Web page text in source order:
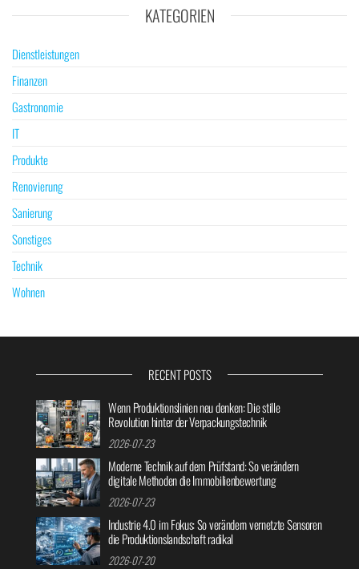
KATEGORIEN
Dienstleistungen
Finanzen
Gastronomie
IT
Produkte
Renovierung
Sanierung
Sonstiges
Technik
Wohnen
RECENT POSTS
Wenn Produktionslinien neu denken: Die stille
Revolution hinter der Verpackungstechnik
2026-07-23
Moderne Technik auf dem Prüfstand: So verändern
digitale Methoden die Immobilienbewertung
2026-07-23
Industrie 4.0 im Fokus: So verändern vernetzte Sensoren
die Produktionslandschaft radikal
2026-07-20